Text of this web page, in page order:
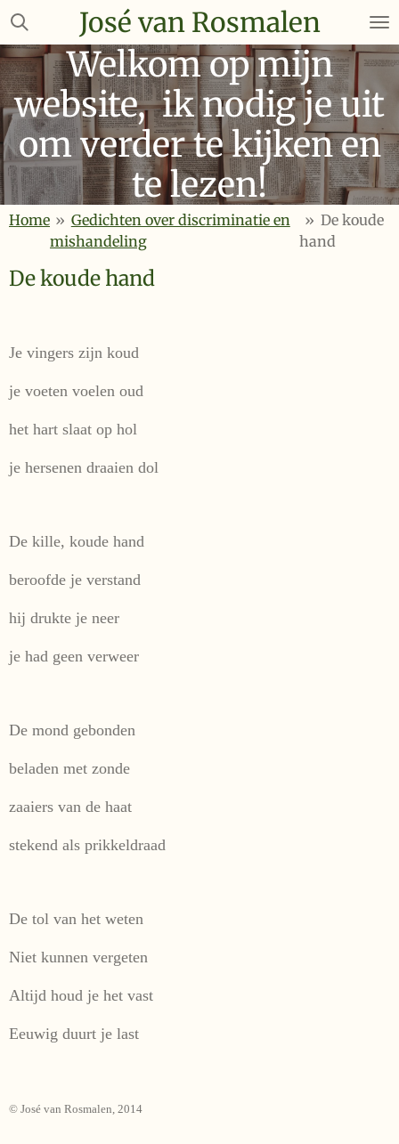
Ga
naar
de
hoofdinhoud
José van Rosmalen
Welkom op mijn
website, ik nodig je uit
om verder te kijken en
te lezen!
Home » Gedichten over discriminatie en
mishandeling
» De koude
hand
De koude hand
Je vingers zijn koud
je voeten voelen oud
het hart slaat op hol
je hersenen draaien dol
De kille, koude hand
beroofde je verstand
hij drukte je neer
je had geen verweer
De mond gebonden
beladen met zonde
zaaiers van de haat
stekend als prikkeldraad
De tol van het weten
Niet kunnen vergeten
Altijd houd je het vast
Eeuwig duurt je last
© José van Rosmalen, 2014